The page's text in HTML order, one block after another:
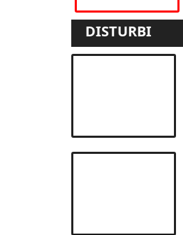
DISTURBI